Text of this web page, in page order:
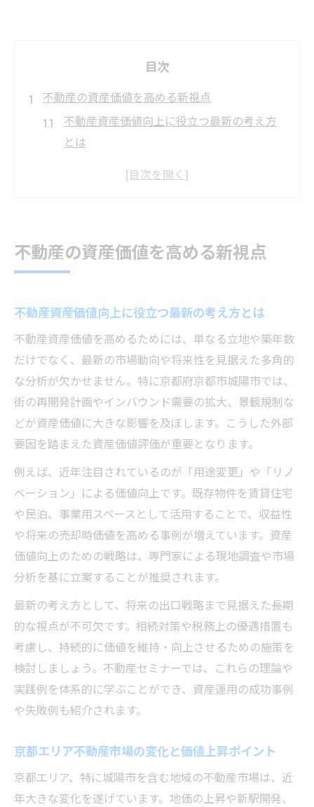
目次
不動産の資産価値を高める新視点
不動産資産価値向上に役立つ最新の考え方
とは
京都エリア不動産市場の変化と価値上昇ポ
京都不動産セミナーで学ぶ資産形成の基礎
知識
頼性
投資戦略を磨くためのセミナー体験
京都不動産セミナー活用で投資戦略を強化
する方法
不動産投資で失敗しないためのセミナー体
を知る
京都の宅建会館が提供する無料相談の活用
ポイント
投資初心者が知るべき不動産セミナーの選
び方
城陽市の不動産市場動向と投資機会を徹底
分析
京都全体の地価高騰が城陽市にもたらす影
響とは
不動産トラブル相談が増加する背景を解説
宅建業者と連携した不動産取引の安全対策
を紹介
城陽市で注目される不動産資産活用の最新
不動産の資産価値を高める新視点
不動産資産価値向上に役立つ最新の考え方とは
不動産資産価値を高めるためには、単なる立地や築年数
だけでなく、最新の市場動向や将来性を見据えた多角的
な分析が欠かせません。特に京都府京都市城陽市では、
街の再開発計画やインバウンド需要の拡大、景観規制な
どが資産価値に大きな影響を及ぼします。こうした外部
要因を踏まえた資産価値評価が重要となります。
例えば、近年注目されているのが「用途変更」や「リノ
ベーション」による価値向上です。既存物件を賃貸住宅
や民泊、事業用スペースとして活用することで、収益性
や将来の売却時価値を高める事例が増えています。資産
価値向上のための戦略は、専門家による現地調査や市場
分析を基に立案することが推奨されます。
最新の考え方として、将来の出口戦略まで見据えた長期
的な視点が不可欠です。相続対策や税務上の優遇措置も
考慮し、持続的に価値を維持・向上させるための施策を
検討しましょう。不動産セミナーでは、これらの理論や
実践例を体系的に学ぶことができ、資産運用の成功事例
や失敗例も紹介されます。
京都エリア不動産市場の変化と価値上昇ポイント
京都エリア、特に城陽市を含む地域の不動産市場は、近
年大きな変化を遂げています。地価の上昇や新駅開発、